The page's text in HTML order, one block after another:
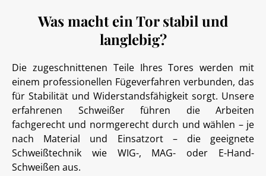
Was macht ein Tor stabil und
langlebig?
Die zugeschnittenen Teile Ihres Tores werden mit
einem professionellen Fügeverfahren verbunden, das
für Stabilität und Widerstandsfähigkeit sorgt. Unsere
erfahrenen Schweißer führen die Arbeiten
fachgerecht und normgerecht durch und wählen – je
nach Material und Einsatzort – die geeignete
Schweißtechnik wie WIG-, MAG- oder E-Hand-
Schweißen aus.